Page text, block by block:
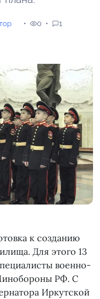
0 1
к созданию
Для этого 13
военно-
РФ. C
Иркутской